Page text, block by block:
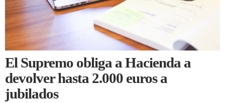
El Supremo obliga a Hacienda a
devolver hasta 2.000 euros a
jubilados